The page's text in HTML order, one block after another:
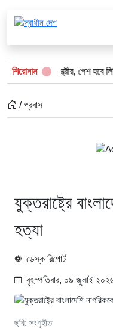
শিরোনাম
প্রধানমন্ত্রীর, পেশ হবে লিখিত
/ প্রবাস
যুক্তরাষ্ট্রে
হত্যা
ডেস্ক রিপোর্ট
বৃহস্পতিবার, ০৯ জুলাই
ছবি: সংগৃহীত